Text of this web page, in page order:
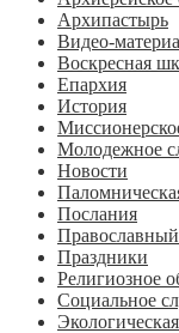
Архипастырь
Видео-
Воскресная
Епархия
История
Молодежное
Новости
Послания
Праздники
Религиозное
Социальное